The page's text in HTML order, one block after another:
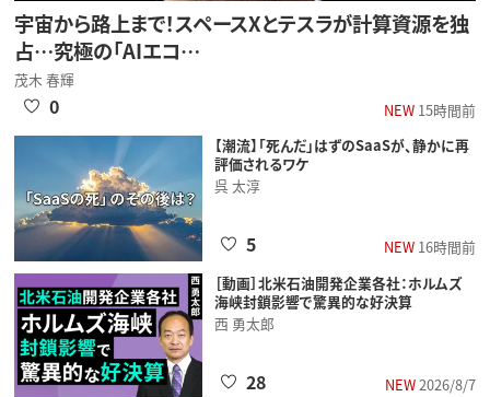
宇宙から路上まで！スペースXとテスラが計算資源を独
占…究極の「AIエコ…
茂木 春輝
NEW15時間前
0
【潮流】「死んだ」はずのSaaSが、静かに再
評価されるワケ
呉 太淳
NEW16時間前
5
［動画］北米石油開発企業各社：ホルムズ
海峡封鎖影響で驚異的な好決算
西 勇太郎
NEW2026/8/7
28